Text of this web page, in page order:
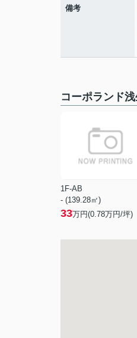
備考
コーポランド
1F-AB
- (139.28㎡)
33万円(0.78万円/坪)